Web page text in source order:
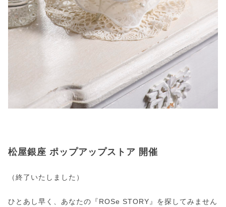
松屋銀座 ポップアップストア 開催
（終了いたしました）
ひとあし早く、あなたの『ROSe STORY』を探してみません